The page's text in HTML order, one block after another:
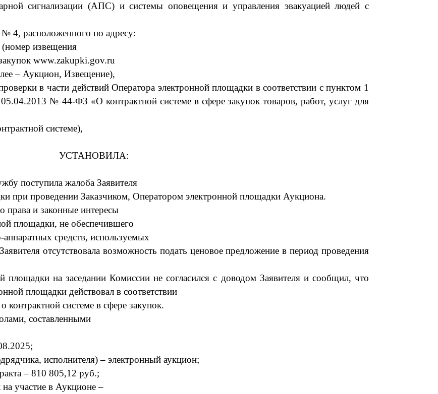
сигнализации (АПС) и системы оповещения и управления эвакуацией людей с
4, расположенного по адресу:
(номер извещения
www.zakupki.gov.ru
– Аукцион, Извещение),
в частидействий Оператора электроннойплощадки в соответствии с пунктом 1
№ 44-ФЗ «О контрактной системе в сфере закупок товаров, работ, услуг для
системе),
УСТАНОВИЛА:
поступила жалоба Заявителя
при проведении Заказчиком, Оператором электронной площадки Аукциона.
права и законные интересы
площадки, не обеспечившего
средств, используемых
отсутствовала возможность подать ценовое предложение в период проведения
площадки на заседанииКомиссии не согласился с доводом Заявителя и сообщил, что
площадки действовал в соответствии
контрактной системе в сфере закупок.
составленными
.2025;
исполнителя) – электронный аукцион;
–810 805,12 руб.;
на участие в Аукционе –